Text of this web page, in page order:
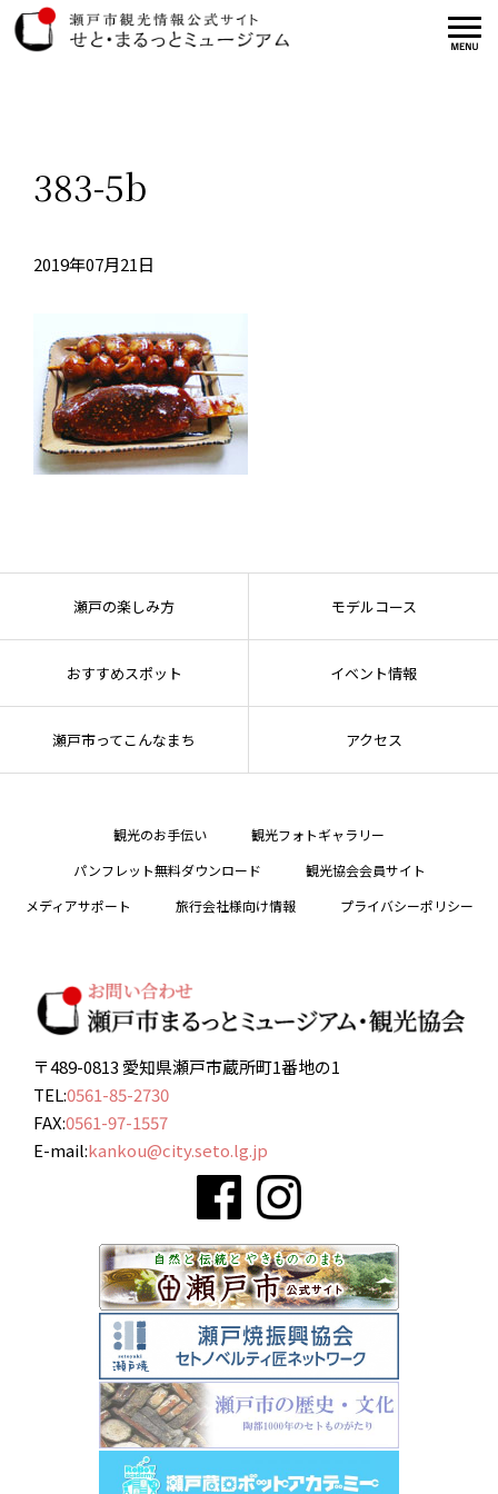
383-5b
2019年07月21日
瀬戸の楽しみ方 モデルコース
おすすめスポット イベント情報
瀬戸市ってこんなまち アクセス
観光のお手伝い
観光フォトギャラリー
パンフレット無料ダウンロード
観光協会会員サイト
メディアサポート
旅行会社様向け情報 プライバシーポリシー
〒489-0813 愛知県瀬戸市蔵所町1番地の1
TEL:0561-85-2730
FAX:0561-97-1557
E-mail:kankou@city.seto.lg.jp